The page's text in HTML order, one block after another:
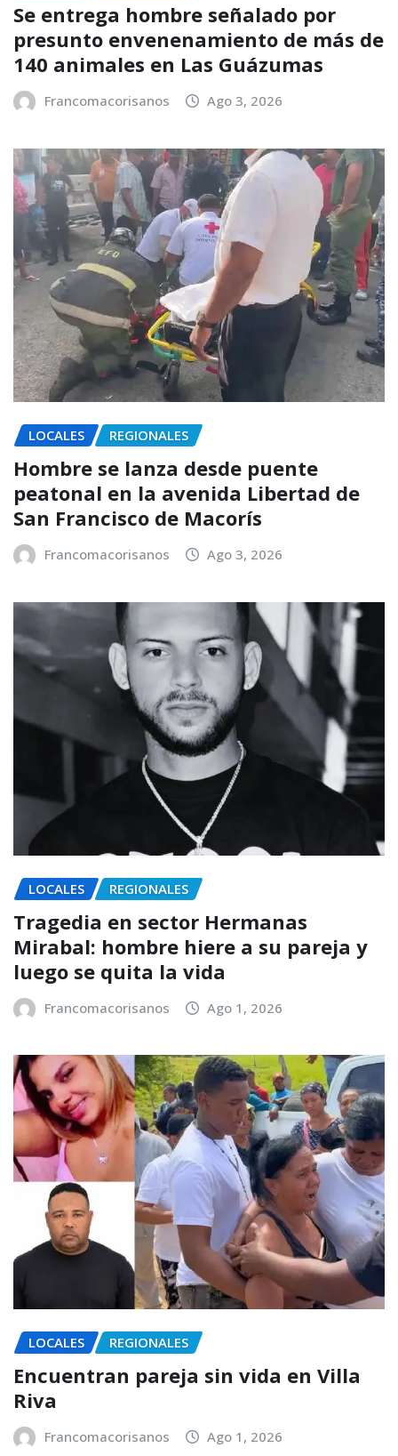
Se entrega hombre señalado por
presunto envenenamiento de más de
140 animales en Las Guázumas
Francomacorisanos Ago 3, 2026
LOCALES REGIONALES
Hombre se lanza desde puente
peatonal en la avenida Libertad de
San Francisco de Macorís
Francomacorisanos Ago 3, 2026
LOCALES REGIONALES
Tragedia en sector Hermanas
Mirabal: hombre hiere a su pareja y
luego se quita la vida
Francomacorisanos Ago 1, 2026
LOCALES REGIONALES
Encuentran pareja sin vida en Villa
Riva
Francomacorisanos Ago 1, 2026